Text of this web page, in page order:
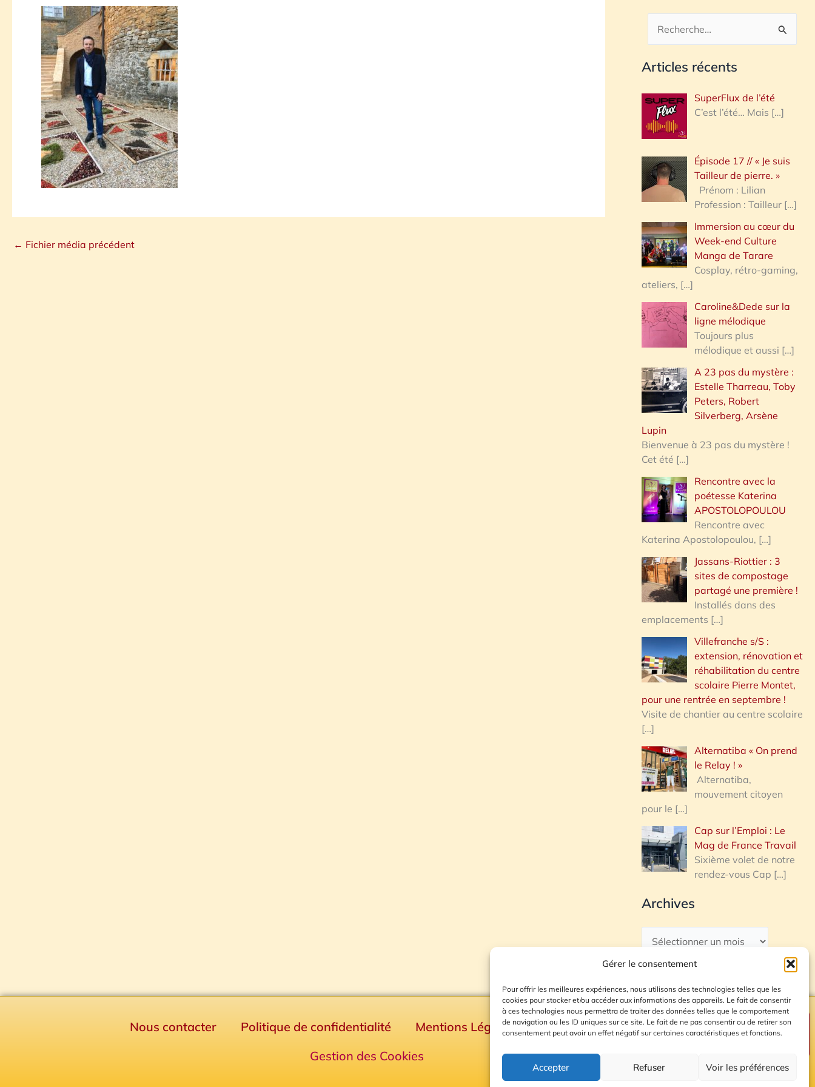
Gérer le consentement
Pour offrir les meilleures expériences, nous utilisons des technologies telles que les
cookies pour stocker et/ou accéder aux informations des appareils. Le fait de consentir
à ces technologies nous permettra de traiter des données telles que le comportement
de navigation ou les ID uniques sur ce site. Le fait de ne pas consentir ou de retirer son
consentement peut avoir un effet négatif sur certaines caractéristiques et fonctions.
Accepter Refuser Voir les préférences
← Fichier média précédent
c
h
r
h
e
:
Articles récents
SuperFlux de l’été
C’est l’été… Mais […]
Épisode 17 // « Je suis
Tailleur de pierre. »
Prénom : Lilian
Profession : Tailleur […]
Immersion au cœur du
Week-end Culture
Manga de Tarare
Cosplay, rétro-gaming,
ateliers, […]
Caroline&Dede sur la
ligne mélodique
Toujours plus
mélodique et aussi […]
A 23 pas du mystère :
Estelle Tharreau, Toby
Peters, Robert
Silverberg, Arsène
Lupin
Bienvenue à 23 pas du mystère !
Cet été […]
Rencontre avec la
poétesse Katerina
APOSTOLOPOULOU
Rencontre avec
Katerina Apostolopoulou, […]
Jassans-Riottier : 3
sites de compostage
partagé une première !
Installés dans des
emplacements […]
Villefranche s/S :
extension, rénovation et
réhabilitation du centre
scolaire Pierre Montet,
pour une rentrée en septembre !
Visite de chantier au centre scolaire
[…]
Alternatiba « On prend
le Relay ! »
Alternatiba,
mouvement citoyen
pour le […]
Cap sur l’Emploi : Le
Mag de France Travail
Sixième volet de notre
rendez-vous Cap […]
Archives
Nous contacter Politique de confidentialité Mentions Légales
Plan du site
Gestion des Cookies